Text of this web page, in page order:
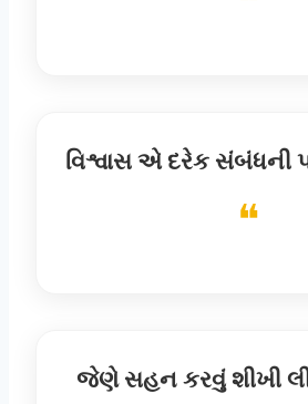
વિશ્વાસ એ દરેક સંબંધની
જેણે સહન કરવું શીખી